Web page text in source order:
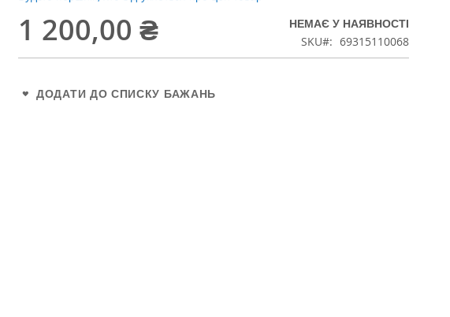
1 200,00 ₴
НЕМАЄ У НАЯВНОСТІ
SKU
69315110068
ДОДАТИ ДО СПИСКУ БАЖАНЬ